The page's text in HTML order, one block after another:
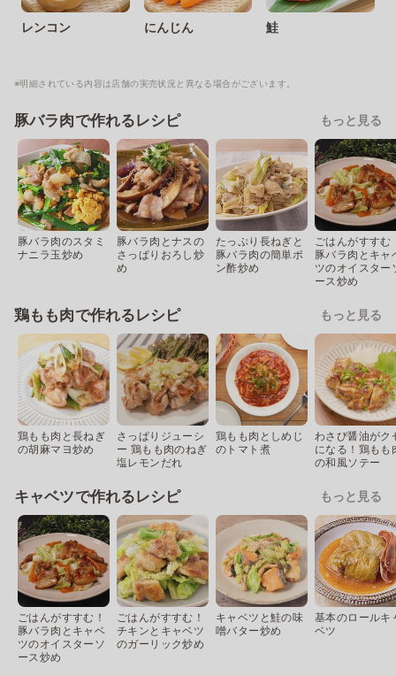
レンコン にんじん 鮭
※明細されている内容は店舗の実売状況と異なる場合がございます。
豚バラ肉で作れるレシピ もっと見る
豚バラ肉のスタミ
ナニラ玉炒め
豚バラ肉とナスの
さっぱりおろし炒
め
たっぷり長ねぎと
豚バラ肉の簡単ポ
ン酢炒め
ごはんがすすむ
豚バラ肉とキャ
ツのオイスター
ース炒め
鶏もも肉で作れるレシピ もっと見る
鶏もも肉と長ねぎ
の胡麻マヨ炒め
さっぱりジューシ
ー 鶏もも肉のねぎ
塩レモンだれ
鶏もも肉としめじ
のトマト煮
わさび醤油がク
になる！鶏もも
の和風ソテー
キャベツで作れるレシピ もっと見る
ごはんがすすむ！
豚バラ肉とキャベ
ツのオイスターソ
ース炒め
ごはんがすすむ！
チキンとキャベツ
のガーリック炒め
キャベツと鮭の味
噌バター炒め
基本のロールキ
ベツ